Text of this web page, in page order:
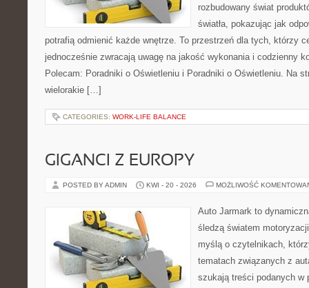
rozbudowany świat
światła, pokazując jak
potrafią odmienić każde wnętrze. To przestrzeń dla tych, którzy
jednocześnie zwracają uwagę na jakość wykonania i codzienny
Polecam: Poradniki o Oświetleniu i Poradniki o Oświetleniu. Na
wielorakie […]
CATEGORIES: WORK-LIFE BALANCE
GIGANCI Z EUROPY
POSTED BY ADMIN KWI - 20 - 2026 MOŻLIWOŚĆ
Auto Jarmark to
śledzą światem
myślą o czytelnikach,
tematach związanych z
szukają treści podanych w